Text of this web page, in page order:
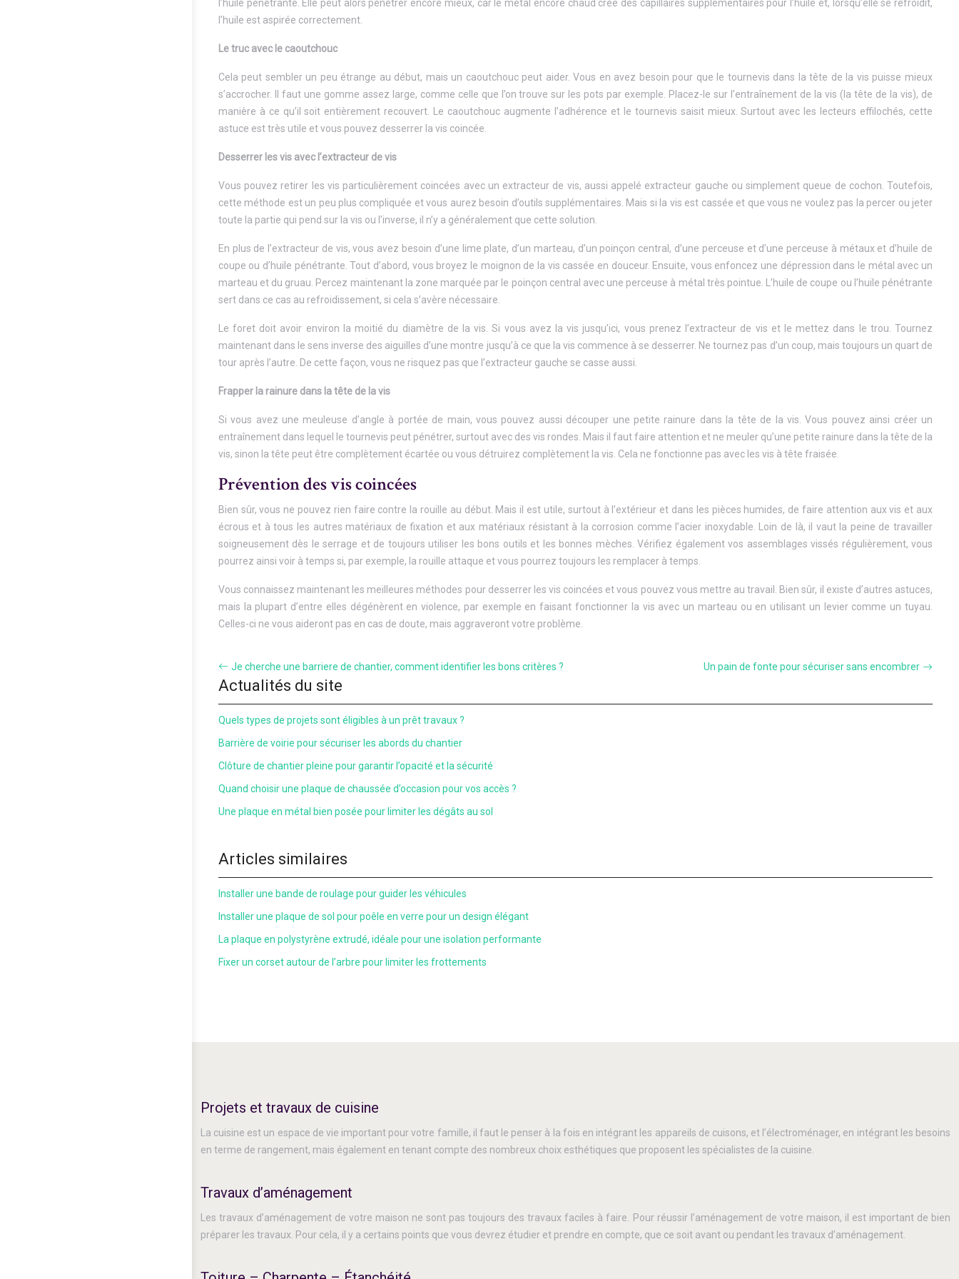
l’huile pénétrante. Elle peut alors pénétrer encore mieux, car le métal encore chaud crée des capillaires supplémentaires pour l’huile et, lorsqu’elle se refroidit,
l’huile est aspirée correctement.
Le truc avec le caoutchouc
Cela peut sembler un peu étrange au début, mais un caoutchouc peut aider. Vous en avez besoin pour que le tournevis dans la tête de la vis puisse mieux
s’accrocher. Il faut une gomme assez large, comme celle que l’on trouve sur les pots par exemple. Placez-le sur l’entraînement de la vis (la tête de la vis), de
manière à ce qu’il soit entièrement recouvert. Le caoutchouc augmente l’adhérence et le tournevis saisit mieux. Surtout avec les lecteurs effilochés, cette
astuce est très utile et vous pouvez desserrer la vis coincée.
Desserrer les vis avec l’extracteur de vis
Vous pouvez retirer les vis particulièrement coincées avec un extracteur de vis, aussi appelé extracteur gauche ou simplement queue de cochon. Toutefois,
cette méthode est un peu plus compliquée et vous aurez besoin d’outils supplémentaires. Mais si la vis est cassée et que vous ne voulez pas la percer ou jeter
toute la partie qui pend sur la vis ou l’inverse, il n’y a généralement que cette solution.
En plus de l’extracteur de vis, vous avez besoin d’une lime plate, d’un marteau, d’un poinçon central, d’une perceuse et d’une perceuse à métaux et d’huile de
coupe ou d’huile pénétrante. Tout d’abord, vous broyez le moignon de la vis cassée en douceur. Ensuite, vous enfoncez une dépression dans le métal avec un
marteau et du gruau. Percez maintenant la zone marquée par le poinçon central avec une perceuse à métal très pointue. L’huile de coupe ou l’huile pénétrante
sert dans ce cas au refroidissement, si cela s’avère nécessaire.
Le foret doit avoir environ la moitié du diamètre de la vis. Si vous avez la vis jusqu’ici, vous prenez l’extracteur de vis et le mettez dans le trou. Tournez
maintenant dans le sens inverse des aiguilles d’une montre jusqu’à ce que la vis commence à se desserrer. Ne tournez pas d’un coup, mais toujours un quart de
tour après l’autre. De cette façon, vous ne risquez pas que l’extracteur gauche se casse aussi.
Frapper la rainure dans la tête de la vis
Si vous avez une meuleuse d’angle à portée de main, vous pouvez aussi découper une petite rainure dans la tête de la vis. Vous pouvez ainsi créer un
entraînement dans lequel le tournevis peut pénétrer, surtout avec des vis rondes. Mais il faut faire attention et ne meuler qu’une petite rainure dans la tête de la
vis, sinon la tête peut être complètement écartée ou vous détruirez complètement la vis. Cela ne fonctionne pas avec les vis à tête fraisée.
Prévention des vis coincées
Bien sûr, vous ne pouvez rien faire contre la rouille au début. Mais il est utile, surtout à l’extérieur et dans les pièces humides, de faire attention aux vis et aux
écrous et à tous les autres matériaux de fixation et aux matériaux résistant à la corrosion comme l’acier inoxydable. Loin de là, il vaut la peine de travailler
soigneusement dès le serrage et de toujours utiliser les bons outils et les bonnes mèches. Vérifiez également vos assemblages vissés régulièrement, vous
pourrez ainsi voir à temps si, par exemple, la rouille attaque et vous pourrez toujours les remplacer à temps.
Vous connaissez maintenant les meilleures méthodes pour desserrer les vis coincées et vous pouvez vous mettre au travail. Bien sûr, il existe d’autres astuces,
mais la plupart d’entre elles dégénèrent en violence, par exemple en faisant fonctionner la vis avec un marteau ou en utilisant un levier comme un tuyau.
Celles-ci ne vous aideront pas en cas de doute, mais aggraveront votre problème.
Je cherche une barriere de chantier, comment identifier les bons critères ? Un pain de fonte pour sécuriser sans encombrer
Actualités du site
Quels types de projets sont éligibles à un prêt travaux ?
Barrière de voirie pour sécuriser les abords du chantier
Clôture de chantier pleine pour garantir l’opacité et la sécurité
Quand choisir une plaque de chaussée d’occasion pour vos accès ?
Une plaque en métal bien posée pour limiter les dégâts au sol
Articles similaires
Installer une bande de roulage pour guider les véhicules
Installer une plaque de sol pour poêle en verre pour un design élégant
La plaque en polystyrène extrudé, idéale pour une isolation performante
Fixer un corset autour de l’arbre pour limiter les frottements
Projets et travaux de cuisine
La cuisine est un espace de vie important pour votre famille, il faut le penser à la fois en intégrant les appareils de cuisons, et l’électroménager, en intégrant les besoins
en terme de rangement, mais également en tenant compte des nombreux choix esthétiques que proposent les spécialistes de la cuisine.
Travaux d’aménagement
Les travaux d’aménagement de votre maison ne sont pas toujours des travaux faciles à faire. Pour réussir l’aménagement de votre maison, il est important de bien
préparer les travaux. Pour cela, il y a certains points que vous devrez étudier et prendre en compte, que ce soit avant ou pendant les travaux d’aménagement.